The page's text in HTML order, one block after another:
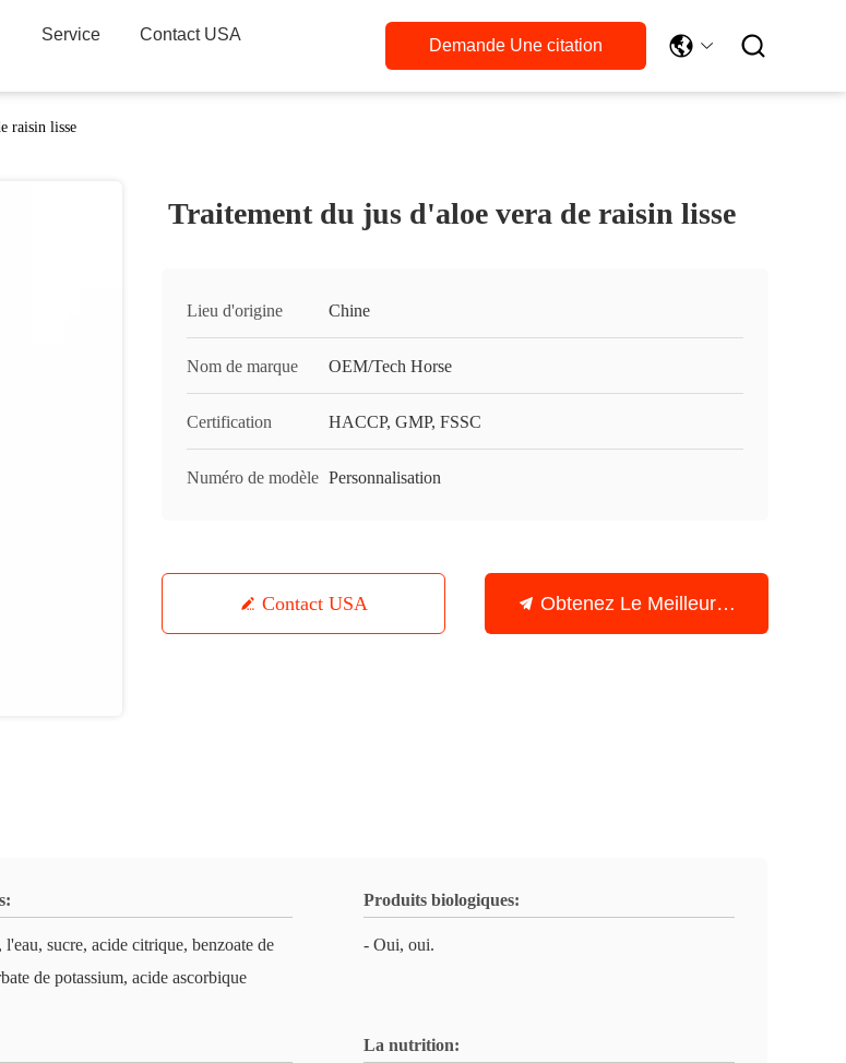
Service Contact USA
Demande Une citation 
raisin lisse
Traitement du jus d'aloe vera de raisin lisse
Lieu d'origine Chine
Nom de marque OEM/Tech Horse
Certification HACCP, GMP, FSSC
Numéro de modèle Personnalisation
Contact USA Obtenez Le Meilleur Prix
l'eau, sucre, acide citrique, benzoate de
de potassium, acide ascorbique
Produits biologiques:
- Oui, oui.
La nutrition: